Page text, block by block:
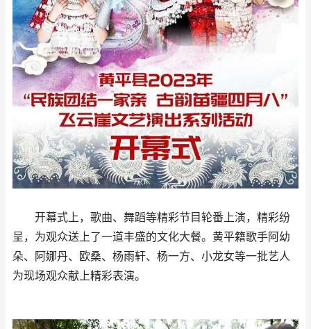
开幕式上，歌曲、舞蹈等精彩节目轮番上演，精彩纷
呈，为观众送上了一道丰盛的文化大餐。黄平籍歌手阿幼
朵、阿娜丹、欧桑、杨雨轩、杨一方、小龙女等一批艺人
为现场观众献上精彩表演。